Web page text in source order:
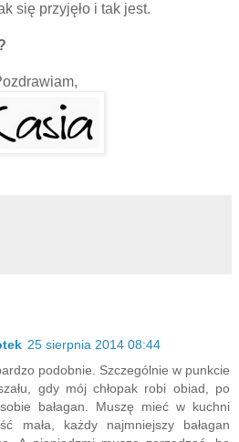
się przyjęło i tak jest.
25 sierpnia 2014 08:44
podobnie. Szczególnie w punkcie
gdy mój chłopak robi obiad, po
bałagan. Muszę mieć w kuchni
mała, każdy najmniejszy bałagan